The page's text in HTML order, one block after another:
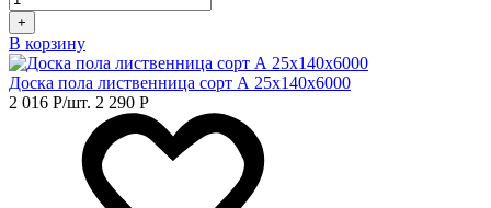
+
В корзину
Доска пола лиственница сорт А 25х140х6000
2 016 Р/шт. 2 290 Р